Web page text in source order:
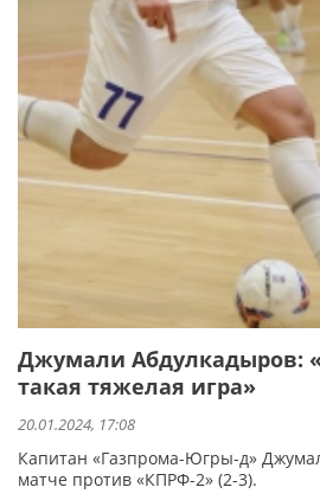
Джумали Абдулкадыров:
такая тяжелая игра»
20.01.2024, 17:08
Капитан «Газпрома-Югры-д»
матче против «КПРФ-2» (2-3).